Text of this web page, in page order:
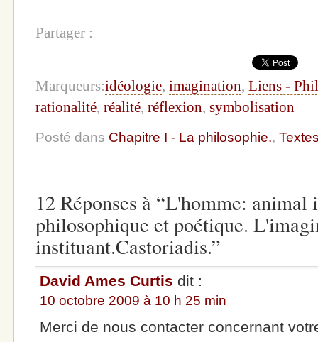
Partager :
Marqueurs:idéologie, imagination, Liens -
rationalité, réalité, réflexion, symbolisation
Posté dans Chapitre I - La philosophie.,
12 Réponses à “L'homme:
philosophique et poétique.
instituant.Castoriadis.”
David Ames Curtis dit :
10 octobre 2009 à 10 h 25 min
Merci de nous contacter concernant